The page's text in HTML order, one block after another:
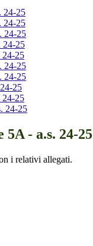
24-25
24-25
24-25
24-25
24-25
24-25
24-25
25
24-25
24-25
5A - a.s. 24-25
i relativi allegati.